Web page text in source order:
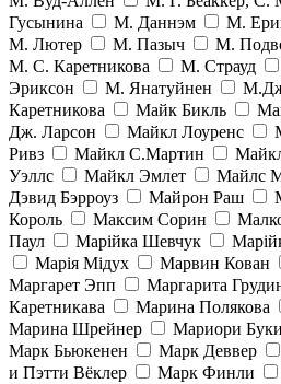
Гусынина
М. Даннэм М.
М. Лютер
М. Пазыч М.
М. С. Каретникова
М. Страуд
Эриксон
М. Янатуйнен
Каретникова
Майк Бикль
Дж. Ларсон
Майкл Лоуренс
Ривз
Майкл С.Мартин
Уэллс
Майкл Эмлет Майлс
Дэвид Бэрроуз
Майрон Раш
Король
Максим Сорин
Паул
Марійка Шевчук
Марія Мідух
Марвин Кован
Маргарет Эпп
Маргарита
Каретникава
Марина Полякова
Марина Шрейнер
Мариори
Марк Бьюкенен
Марк Деввер
и Пэтти Вёклер
Марк Финли